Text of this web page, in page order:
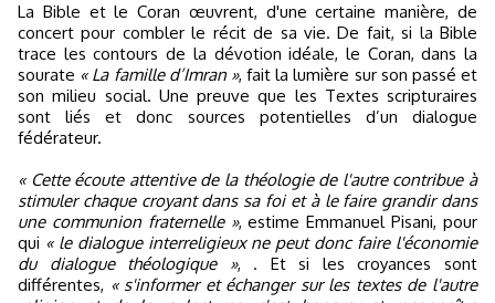
La Bible et le Coran œuvrent, d'une certaine manière, de
concert pour combler le récit de sa vie. De fait, si la Bible
trace les contours de la dévotion idéale, le Coran, dans la
sourate « La famille d’Imran », fait la lumière sur son passé et
son milieu social. Une preuve que les Textes scripturaires
sont liés et donc sources potentielles d’un dialogue
fédérateur.
« Cette écoute attentive de la théologie de l'autre contribue à
stimuler chaque croyant dans sa foi et à le faire grandir dans
une communion fraternelle », estime Emmanuel Pisani, pour
qui « le dialogue interreligieux ne peut donc faire l'économie
du dialogue théologique », . Et si les croyances sont
différentes, « s'informer et échanger sur les textes de l'autre